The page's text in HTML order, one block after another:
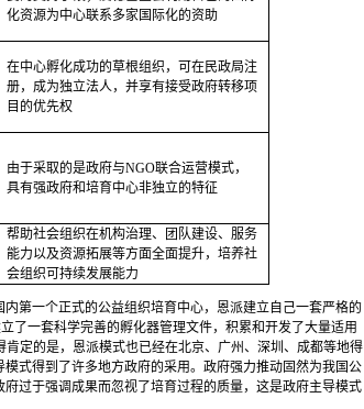
化资源为中心联系多家国际化的资助
在中心孵化成功的草根组织，可在民政局注
册，成为独立法人，并享有接受政府转移项
目的优先权
由于采取的是政府与NGO联合运营模式，
具有强政府和培育中心非独立的特征
帮助社会组织在机构治理、团队建设、服务
能力以及资源拓展等方面全面提升，培养社
会组织可持续发展能力
第一个正式的公益组织培育中心，恩派建立自己一套严格的
了一套科学完善的孵化器管理文件，积累和开发了大量适用
肯定的是，恩派模式也已经在北京、广州、深圳、成都等地得
式得到了许多地方政府的采用。政府强力推动固然为我国公
过于强调成果而忽视了培育过程的质量，这是政府主导模式